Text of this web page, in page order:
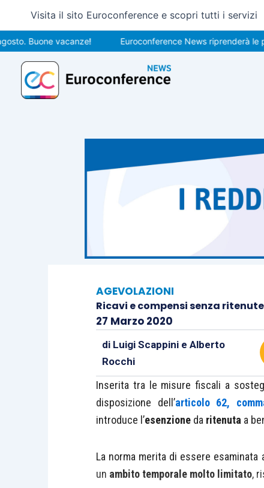
contenuto
Visita il sito Euroconference e scopri tutti i servizi
vacanze! Euroconference News riprenderà le
AGEVOLAZIONI
Ricavi e compensi senza
27 Marzo 2020
di Luigi Scappini e Alberto
Rocchi
Inserita tra le misure fiscali a
disposizione dell’articolo 62,
introduce l’esenzione da ritenuta a
La norma merita di essere
un ambito temporale molto limitato,